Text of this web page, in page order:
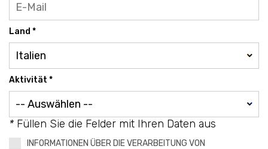
Land *
Aktivität *
* Füllen Sie die Felder mit Ihren Daten aus
INFORMATIONEN ÜBER DIE VERARBEITUNG VON